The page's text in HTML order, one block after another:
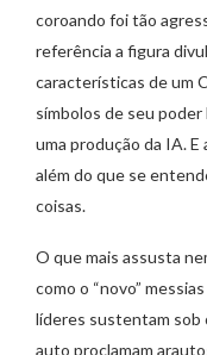
coroando foi tão
referência a figura
características de um
símbolos de seu
uma produção da IA.
além do que se
coisas.
O que mais assusta
como o “novo”
líderes sustentam sob
auto proclamam